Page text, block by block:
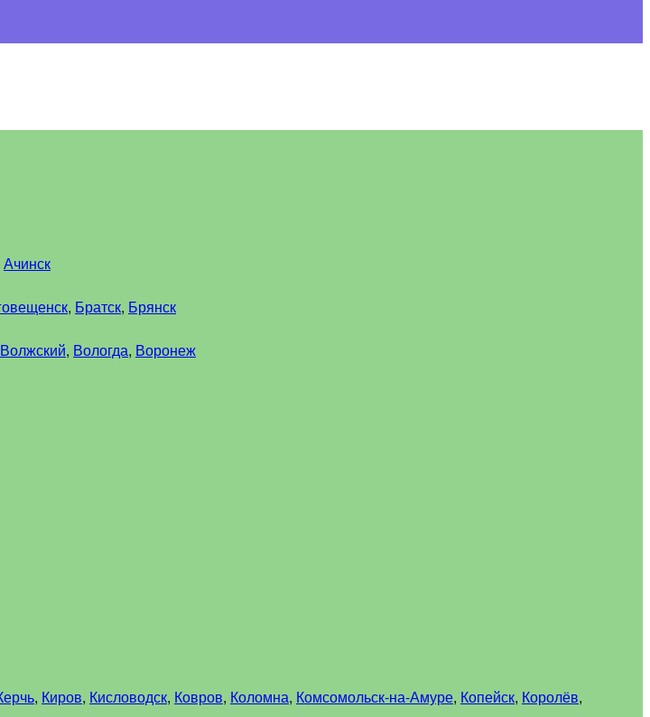
Ачинск
, Братск, Брянск
Волжский, Вологда, Воронеж
, Киров, Кисловодск, Ковров, Коломна, Комсомольск-на-Амуре, Копейск, Королёв,